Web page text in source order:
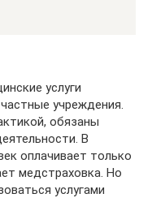
услуги
учреждения.
обязаны
В
оплачивает только
медстраховка. Но
услугами